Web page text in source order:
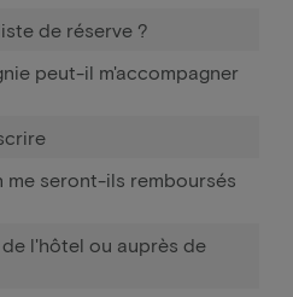
de réserve ?
peut-il m'accompagner
me seront-ils remboursés
l'hôtel ou auprès de